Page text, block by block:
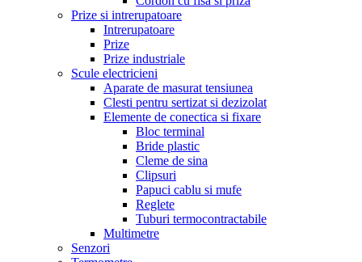
Prize si intrerupatoare
Intrerupatoare
Prize
Prize industriale
Scule electricieni
Aparate de masurat tensiunea
Clesti pentru sertizat si dezizolat
Elemente de conectica si fixare
Bloc terminal
Bride plastic
Cleme de sina
Clipsuri
Papuci cablu si mufe
Reglete
Tuburi termocontractabile
Multimetre
Senzori